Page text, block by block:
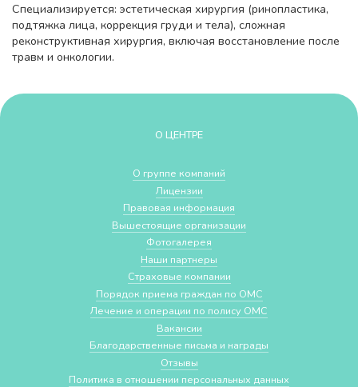
Специализируется: эстетическая хирургия (ринопластика,
подтяжка лица, коррекция груди и тела), сложная
реконструктивная хирургия, включая восстановление после
травм и онкологии.
О ЦЕНТРЕ
О группе компаний
Лицензии
Правовая информация
Вышестоящие организации
Фотогалерея
Наши партнеры
Страховые компании
Порядок приема граждан по ОМС
Лечение и операции по полису ОМС
Вакансии
Благодарственные письма и награды
Отзывы
Политика в отношении персональных данных